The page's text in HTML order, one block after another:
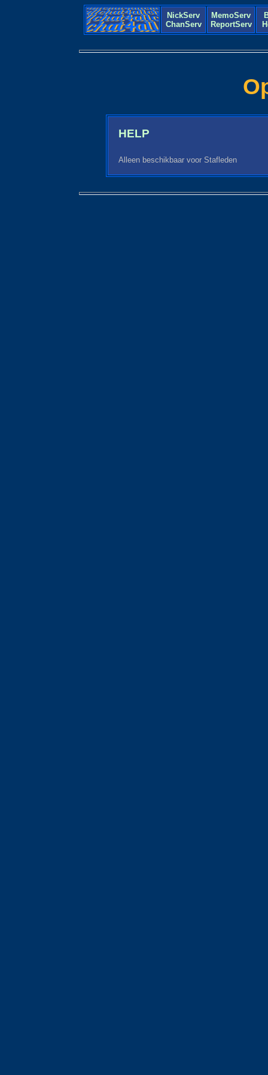
NickServ
ChanServ
MemoServ
ReportServ
HELP
Alleen beschikbaar voor Stafleden